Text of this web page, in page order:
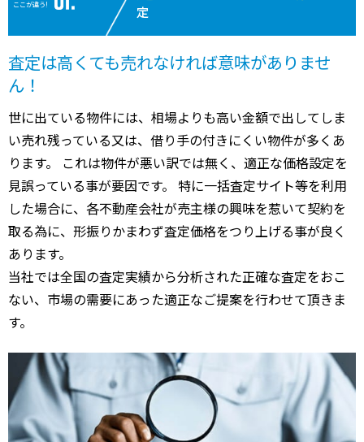
ここが違う!
定
査定は高くても売れなければ意味がありませ
ん！
世に出ている物件には、相場よりも高い金額で出してしま
い売れ残っている又は、借り手の付きにくい物件が多くあ
ります。 これは物件が悪い訳では無く、適正な価格設定を
見誤っている事が要因です。 特に一括査定サイト等を利用
した場合に、各不動産会社が売主様の興味を惹いて契約を
取る為に、形振りかまわず査定価格をつり上げる事が良く
あります。
当社では全国の査定実績から分析された正確な査定をおこ
ない、市場の需要にあった適正なご提案を行わせて頂きま
す。